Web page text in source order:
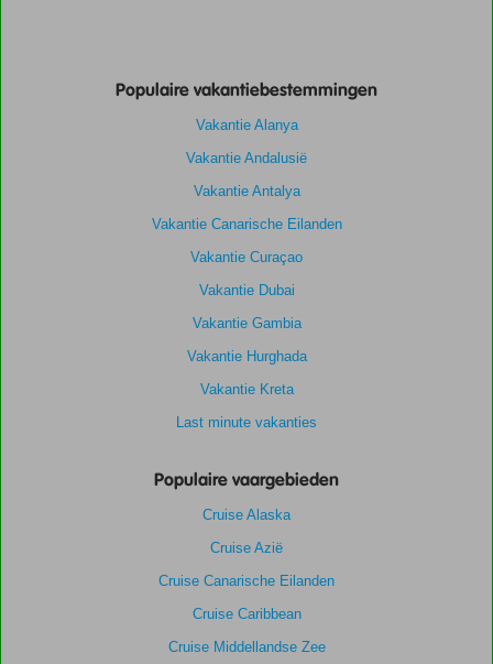
Populaire vakantiebestemmingen
Vakantie Alanya
Vakantie Andalusië
Vakantie Antalya
Vakantie Canarische Eilanden
Vakantie Curaçao
Vakantie Dubai
Vakantie Gambia
Vakantie Hurghada
Vakantie Kreta
Last minute vakanties
Populaire vaargebieden
Cruise Alaska
Cruise Azië
Cruise Canarische Eilanden
Cruise Caribbean
Cruise Middellandse Zee